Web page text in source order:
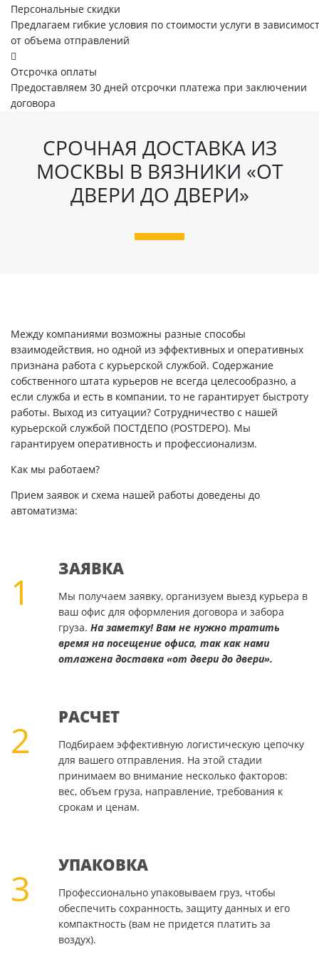
Персональные скидки
Предлагаем гибкие условия по стоимости услуги в
от объема отправлений
Отсрочка оплаты
Предоставляем 30 дней отсрочки платежа при заключении
договора
СРОЧНАЯ ДОСТАВКА ИЗ
МОСКВЫ В ВЯЗНИКИ «ОТ
ДВЕРИ ДО ДВЕРИ»
Между компаниями возможны разные способы
взаимодействия, но одной из эффективных и оперативных
признана работа с курьерской службой. Содержание
собственного штата курьеров не всегда целесообразно, а
если служба и есть в компании, то не гарантирует быстроту
работы. Выход из ситуации? Сотрудничество с нашей
курьерской службой ПОСТДЕПО (POSTDEPO). Мы
гарантируем оперативность и профессионализм.
Как мы работаем?
Прием заявок и схема нашей работы доведены до
автоматизма:
1
ЗАЯВКА
Мы получаем заявку, организуем выезд курьера в
ваш офис для оформления договора и забора
груза. На заметку! Вам не нужно тратить
время на посещение офиса, так как нами
отлажена доставка «от двери до двери».
2
РАСЧЕТ
Подбираем эффективную логистическую цепочку
для вашего отправления. На этой стадии
принимаем во внимание несколько факторов:
вес, объем груза, направление, требования к
срокам и ценам.
3
УПАКОВКА
Профессионально упаковываем груз, чтобы
обеспечить сохранность, защиту данных и его
компактность (вам не придется платить за
воздух).